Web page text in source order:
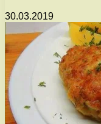
30.03.2019